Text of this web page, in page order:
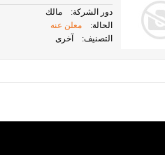
دور الشركة:
مالك
الحالة:
معلن عنه
التصنيف:
آخرى